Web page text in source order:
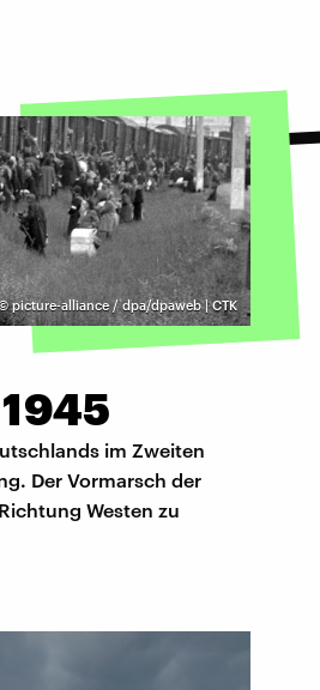
picture-alliance / dpa/dpaweb | CTK
im Zweiten
Der Vormarsch der
Westen zu